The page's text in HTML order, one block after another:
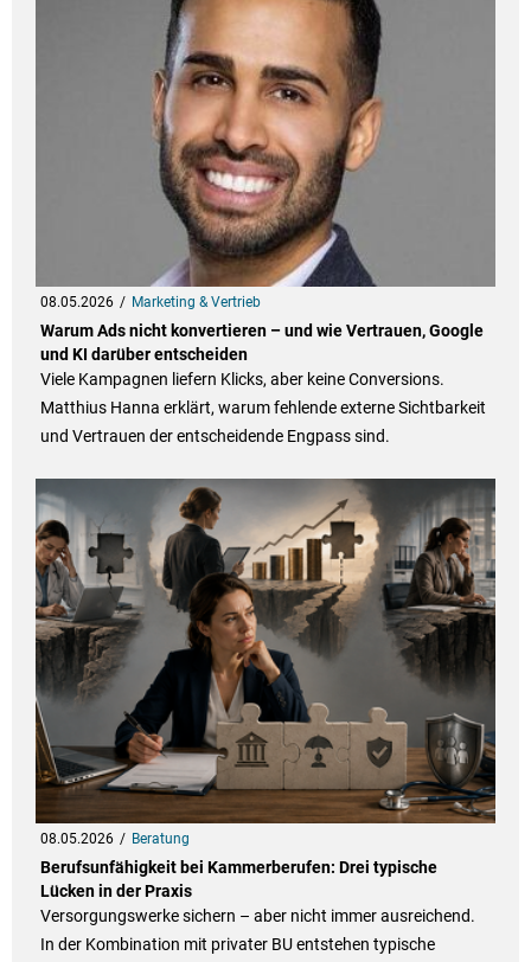
08.05.2026 Marketing & Vertrieb
Warum Ads nicht konvertieren – und wie Vertrauen, Google
und KI darüber entscheiden
Viele Kampagnen liefern Klicks, aber keine Conversions.
Matthius Hanna erklärt, warum fehlende externe Sichtbarkeit
und Vertrauen der entscheidende Engpass sind.
08.05.2026 Beratung
Berufsunfähigkeit bei Kammerberufen: Drei typische
Lücken in der Praxis
Versorgungswerke sichern – aber nicht immer ausreichend.
In der Kombination mit privater BU entstehen typische